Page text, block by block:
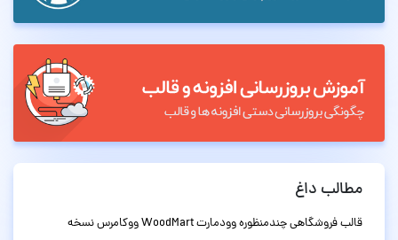
مطالب داغ
قالب فروشگاهی چندمنظوره وودمارت WoodMart ووکامرس نسخه